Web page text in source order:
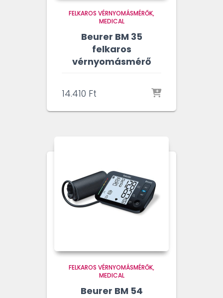
FELKAROS VÉRNYOMÁSMÉRŐK
MEDICAL
Beurer BM 35
felkaros
vérnyomásmérő
14.410 Ft
FELKAROS VÉRNYOMÁSMÉRŐK
MEDICAL
Beurer BM 54